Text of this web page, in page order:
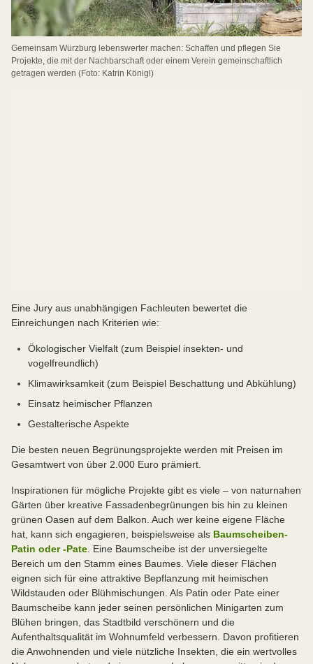
Gemeinsam Würzburg lebenswerter machen: Schaffen und pflegen Sie
Projekte, die mit der Nachbarschaft oder einem Verein gemeinschaftlich
getragen werden (Foto: Katrin Königl)
Eine Jury aus unabhängigen Fachleuten bewertet die
Einreichungen nach Kriterien wie:
Ökologischer Vielfalt (zum Beispiel insekten- und
vogelfreundlich)
Klimawirksamkeit (zum Beispiel Beschattung und Abkühlung)
Einsatz heimischer Pflanzen
Gestalterische Aspekte
Die besten neuen Begrünungsprojekte werden mit Preisen im
Gesamtwert von über 2.000 Euro prämiert.
Inspirationen für mögliche Projekte gibt es viele – von naturnahen
Gärten über kreative Fassadenbegrünungen bis hin zu kleinen
grünen Oasen auf dem Balkon. Auch wer keine eigene Fläche
hat, kann sich engagieren, beispielsweise als Baumscheiben-
Patin oder -Pate. Eine Baumscheibe ist der unversiegelte
Bereich um den Stamm eines Baumes. Viele dieser Flächen
eignen sich für eine attraktive Bepflanzung mit heimischen
Wildstauden oder Blühmischungen. Als Patin oder Pate einer
Baumscheibe kann jeder seinen persönlichen Minigarten zum
Blühen bringen, das Stadtbild verschönern und die
Aufenthaltsqualität im Wohnumfeld verbessern. Davon profitieren
die Anwohnenden und viele nützliche Insekten, die ein wertvolles